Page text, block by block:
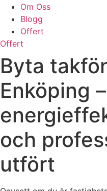
Om Oss
Blogg
Offert
Offert
Byta
Enköping –
och
utfört